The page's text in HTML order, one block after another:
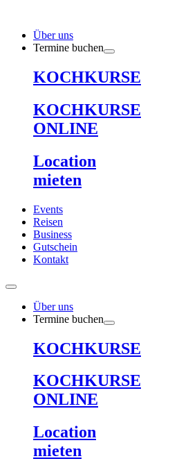
springenÜber uns
Termine buchen
KOCHKURSE
KOCHKURSE
ONLINE
Location
mieten
Events
Reisen
Business
Gutschein
Kontakt
Über uns
Termine buchen
KOCHKURSE
KOCHKURSE
ONLINE
Location
mieten